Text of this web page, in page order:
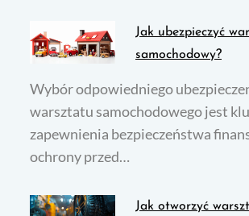
Jak ubezpieczyć
samochodowy?
Wybór odpowiedniego
warsztatu samochodowego jest
zapewnienia bezpieczeństwa
ochrony przed…
Jak otworzyć